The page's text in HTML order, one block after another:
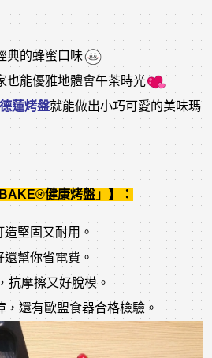
典的蜂蜜口味
也能優雅地體會午茶時光
蓮烤盤就能做出小巧可愛的美味瑪
健康烤盤」】：
堅固又耐用。
幫你省電費。
抗摩擦又好脫模。
還有歐盟食器合格檢驗。